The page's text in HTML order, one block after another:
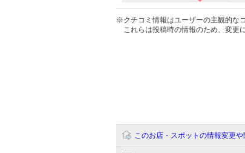
※クチコミ情報はユーザーの主観的な
これらは投稿時の情報のため、変更
このお店・スポットの情報変更